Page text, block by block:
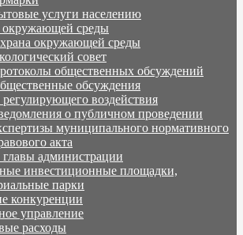
услуги населению
окружающей среды
окружающей среды
совет
общественных обсуждений
обсуждения
воздействия
о публичном проведении
муниципального нормативного
акта
администрации
инвестиционные площадки,
парки
конкуренции
управление
расходы